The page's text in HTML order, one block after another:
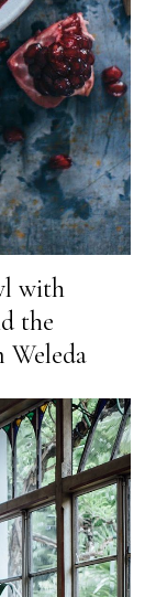
with
the
Weleda